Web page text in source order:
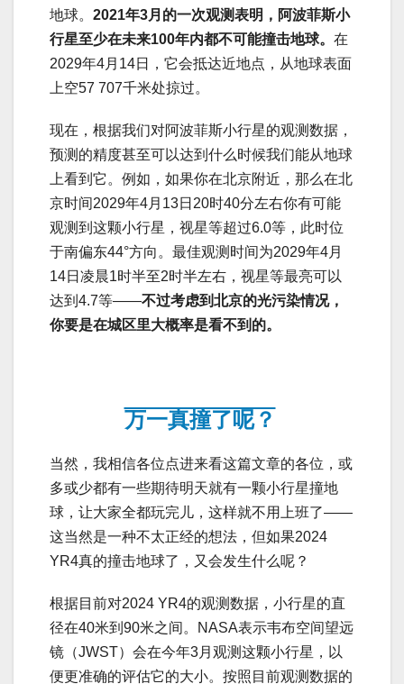
地球。 2021年3月的一次观测表明，阿波菲斯小
行星至少在未来100年内都不可能撞击地球。 在
2029年4月14日，它会抵达近地点，从地球表面
上空57 707千米处掠过。
现在，根据我们对阿波菲斯小行星的观测数据，
预测的精度甚至可以达到什么时候我们能从地球
上看到它。例如，如果你在北京附近，那么在北
京时间2029年4月13日20时40分左右你有可能
观测到这颗小行星，视星等超过6.0等，此时位
于南偏东44°方向。最佳观测时间为2029年4月
14日凌晨1时半至2时半左右，视星等最亮可以
达到4.7等——不过考虑到北京的光污染情况，
你要是在城区里大概率是看不到的。
万一真撞了呢？
当然，我相信各位点进来看这篇文章的各位，或
多或少都有一些期待明天就有一颗小行星撞地
球，让大家全都玩完儿，这样就不用上班了——
这当然是一种不太正经的想法，但如果2024
YR4真的撞击地球了，又会发生什么呢？
根据目前对2024 YR4的观测数据，小行星的直
径在40米到90米之间。NASA表示韦布空间望远
镜（JWST）会在今年3月观测这颗小行星，以
便更准确的评估它的大小。按照目前观测数据的